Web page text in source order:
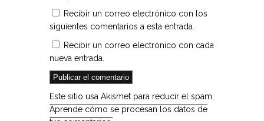
Recibir un correo electrónico con los
siguientes comentarios a esta entrada.
Recibir un correo electrónico con cada
nueva entrada.
Este sitio usa Akismet para reducir el spam.
Aprende cómo se procesan los datos de